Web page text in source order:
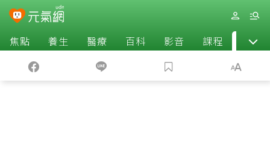
焦點 養生 醫療 百科 影音 課程 退休